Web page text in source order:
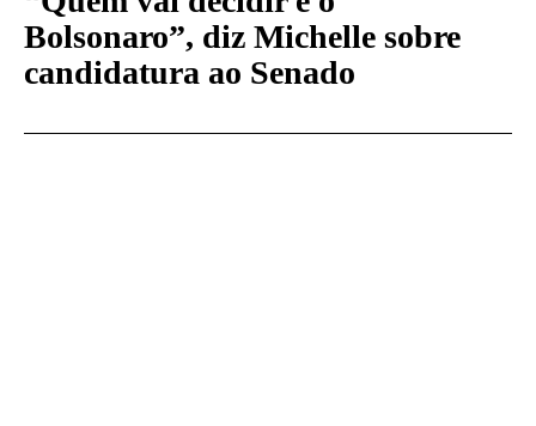
Bolsonaro”, diz Michelle sobre
candidatura ao Senado